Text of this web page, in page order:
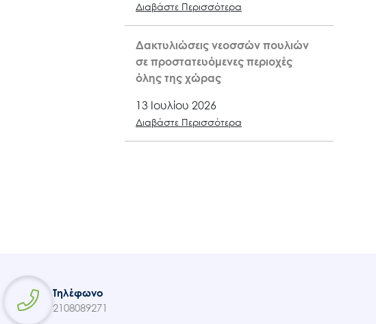
Διαβάστε Περισσότερα
Δακτυλιώσεις νεοσσών πουλιών
σε προστατευόμενες περιοχές
όλης της χώρας
13 Ιουλίου 2026
Διαβάστε Περισσότερα
Τηλέφωνο
2108089271